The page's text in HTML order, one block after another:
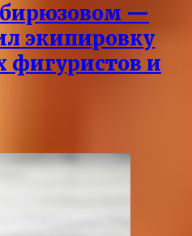
бирюзовом —
экипировку
фигуристов и